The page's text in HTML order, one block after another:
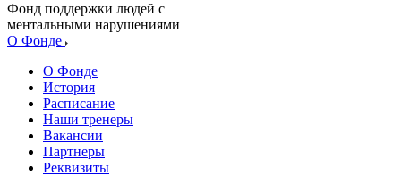
Фонд поддержки людей с
ментальными нарушениями
О Фонде
О Фонде
История
Расписание
Наши тренеры
Вакансии
Партнеры
Реквизиты